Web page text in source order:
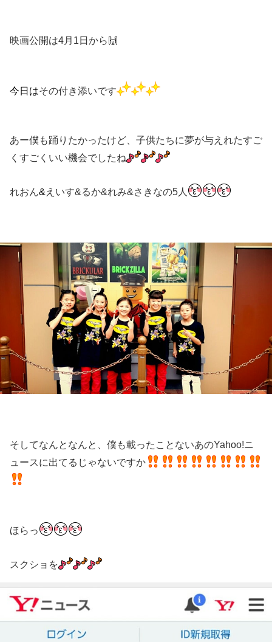
映画公開は4月1日から🙌
今日はその付き添いです
あー僕も踊りたかったけど、子供たちに夢が与えれたすご
くすごくいい機会でしたね
れおん& えいす&るか&れみ&さきなの5人
そしてなんとなんと、僕も載ったことないあのYahoo!ニ
ュースに出てるじゃないですか
ほらっ
スクショを